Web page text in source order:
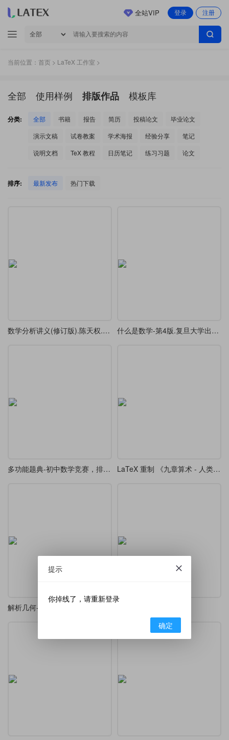
登录 注册
全站VIP
当前位置： 首页 > LaTeX 工作室 >
全部 使用样例 排版作品 模板库
分类: 全部 书籍 报告 简历 投稿论文
毕业论文
演示文稿
试卷教案 学术海报 经验分享
笔记
说明文档
TeX 教程 日历笔记 练习习题 论文
排序: 最新发布 热门下载
数学分析讲义(修订版).陈天权.北京大学出版社-三册合一，1351页，排版练习 什么是数学-第4版.复旦大学出版社,2017，排版练习
多功能题典-初中数学竞赛，排版练习 LaTeX 重制 《九章算术 - 人类科学史上应用数学的最早巅峰》，排版练习
提示
你掉线了，请重新登录
确定